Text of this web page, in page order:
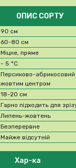
ОПИС СОРТУ
90 см
60-80 см
Міцне, пряме
- 5 °C
Персиково-абрикосовий
жовтим центром
18-20 см
Гарно підходить для
Липень-жовтень
Безперервне
Майже відсутній
Хар-ка